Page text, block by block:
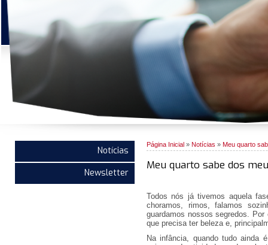
Notícias
Newsletter
Página Inicial » Notícias » Meu quarto
Meu quarto sabe dos
Todos nós já tivemos aquela
choramos, rimos, falamos
guardamos nossos segredos.
que precisa ter beleza e,
Na infância, quando tudo ainda